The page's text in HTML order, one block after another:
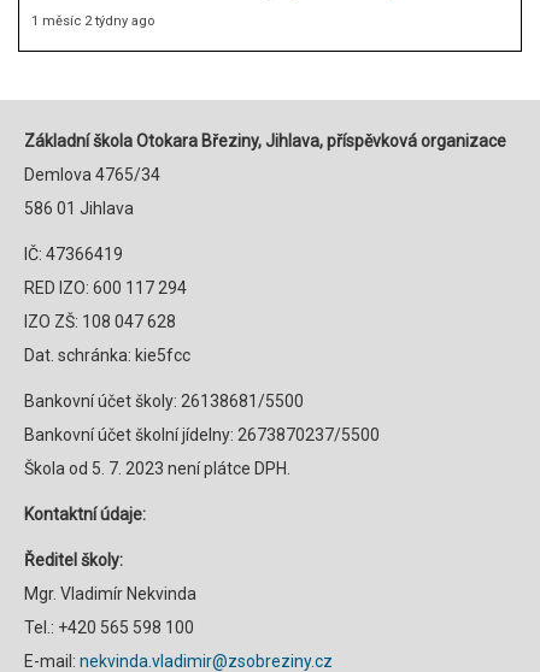
1 měsíc 2 týdny ago
Základní škola Otokara Březiny, Jihlava, příspěvková organizace
Demlova 4765/34
586 01 Jihlava
IČ: 47366419
RED IZO: 600 117 294
IZO ZŠ: 108 047 628
Dat. schránka: kie5fcc
Bankovní účet školy: 26138681/5500
Bankovní účet školní jídelny: 2673870237/5500
Škola od 5. 7. 2023 není plátce DPH.
Kontaktní údaje:
Ředitel školy:
Mgr. Vladimír Nekvinda
Tel.: +420 565 598 100
E-mail: nekvinda.vladimir@zsobreziny.cz